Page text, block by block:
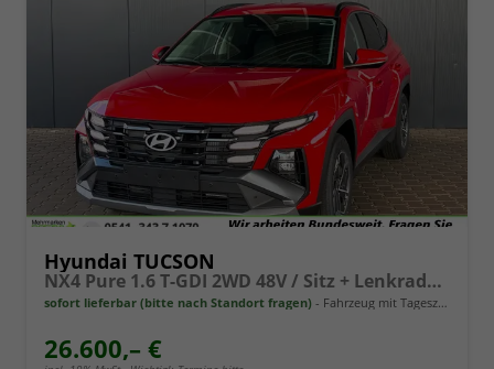
Hyundai TUCSON
NX4 Pure 1.6 T-GDI 2WD 48V / Sitz + Lenkradheiz. LED Tempomat Alu 17"
sofort lieferbar (bitte nach Standort fragen) Fahrzeug mit Tageszulassung
26.600,– €